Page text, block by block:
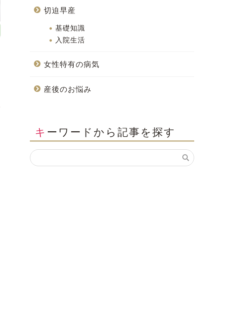
切迫早産
基礎知識
入院生活
女性特有の病気
産後のお悩み
キーワードから記事を探す